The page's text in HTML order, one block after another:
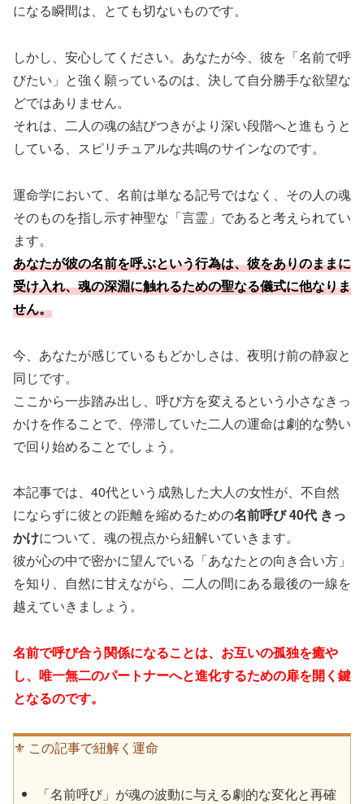
になる瞬間は、とても切ないものです。
しかし、安心してください。あなたが今、彼を「名前で呼
びたい」と強く願っているのは、決して自分勝手な欲望な
どではありません。
それは、二人の魂の結びつきがより深い段階へと進もうと
している、スピリチュアルな共鳴のサインなのです。
運命学において、名前は単なる記号ではなく、その人の魂
そのものを指し示す神聖な「言霊」であると考えられてい
ます。
あなたが彼の名前を呼ぶという行為は、彼をありのままに
受け入れ、魂の深淵に触れるための聖なる儀式に他なりま
せん。
今、あなたが感じているもどかしさは、夜明け前の静寂と
同じです。
ここから一歩踏み出し、呼び方を変えるという小さなきっ
かけを作ることで、停滞していた二人の運命は劇的な勢い
で回り始めることでしょう。
本記事では、40代という成熟した大人の女性が、不自然
にならずに彼との距離を縮めるための名前呼び 40代 きっ
かけについて、魂の視点から紐解いていきます。
彼が心の中で密かに望んでいる「あなたとの向き合い方」
を知り、自然に甘えながら、二人の間にある最後の一線を
越えていきましょう。
名前で呼び合う関係になることは、お互いの孤独を癒や
し、唯一無二のパートナーへと進化するための扉を開く鍵
となるのです。
⚜️ この記事で紐解く運命
「名前呼び」が魂の波動に与える劇的な変化と再確